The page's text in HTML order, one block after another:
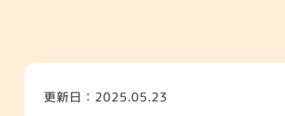
更新日：2025.05.23